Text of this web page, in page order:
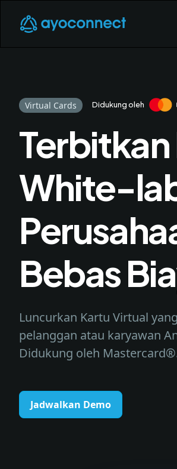
Virtual Cards Didukung oleh
White-
Bebas
Luncurkan Kartu Virtual
pelanggan atau karyawan
Didukung oleh
Jadwalkan Demo